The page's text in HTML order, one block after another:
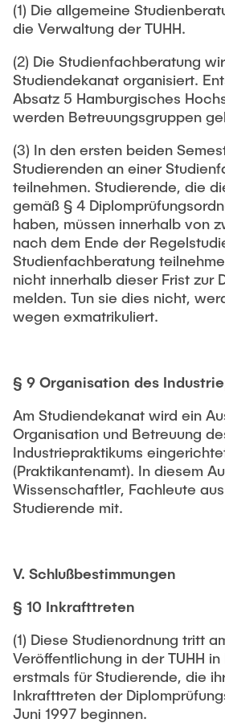
(1) Die allgemeine
die Verwaltung der TUHH.
(2) Die Studienfachberatung
Studiendekanat organisiert.
Absatz 5 Hamburgisches
werden Betreuungsgruppen
(3) In den ersten beiden
Studierenden an einer
teilnehmen. Studierende, die
gemäß § 4
haben, müssen innerhalb von
nach dem Ende der
Studienfachberatung
nicht innerhalb dieser Frist zur
melden. Tun sie dies nicht,
wegen exmatrikuliert.
§ 9 Organisation des
Am Studiendekanat wird ein
Organisation und Betreuung
Industriepraktikums
(Praktikantenamt). In diesem
Wissenschaftler, Fachleute
Studierende mit.
V. Schlußbestimmungen
§ 10 Inkrafttreten
(1) Diese Studienordnung tritt
Veröffentlichung in der TUHH
erstmals für Studierende, die
Inkrafttreten der
Juni 1997 beginnen.